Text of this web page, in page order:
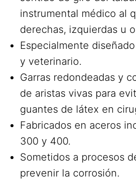
instrumental médico al
derechas, izquierdas u
Especialmente
y veterinario.
Garras redondeadas y
de aristas vivas para
guantes de látex en
Fabricados en aceros
300 y 400.
Sometidos a procesos
prevenir la corrosión.